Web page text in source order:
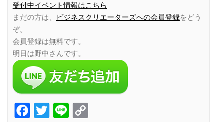
受付中イベント情報はこちら
まだの方は、
ビジネスクリエーターズへの会員登録をどう
ぞ。
会員登録は無料です。
明日は野中さんです。
Facebook
Twitter
Line